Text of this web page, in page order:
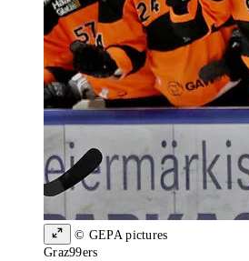
© GEPA pictures
Graz99ers